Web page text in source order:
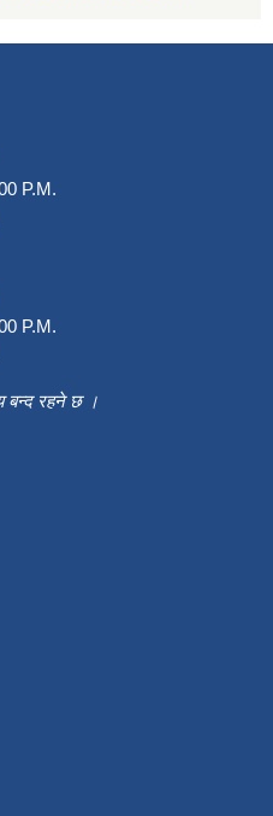
P.M.
P.M.
बन्द रहने छ ।